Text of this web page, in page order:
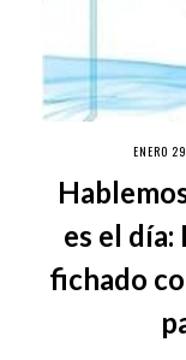
ENERO
es el día:
fichado